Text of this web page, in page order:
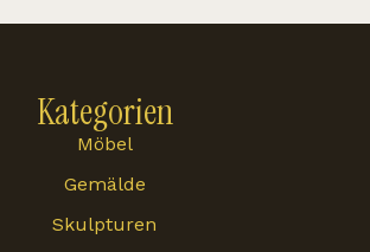
Kategorien
Möbel
Gemälde
Skulpturen